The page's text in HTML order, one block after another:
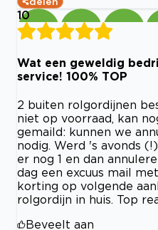
10
Wat een geweldig
service! 100% TOP
2 buiten rolgordijnen
niet op voorraad, kan
gemaild: kunnen we
nodig. Werd 's avonds
er nog 1 en dan
dag een excuus mail
korting op volgende
rolgordijn in huis. Top
Beveelt aan